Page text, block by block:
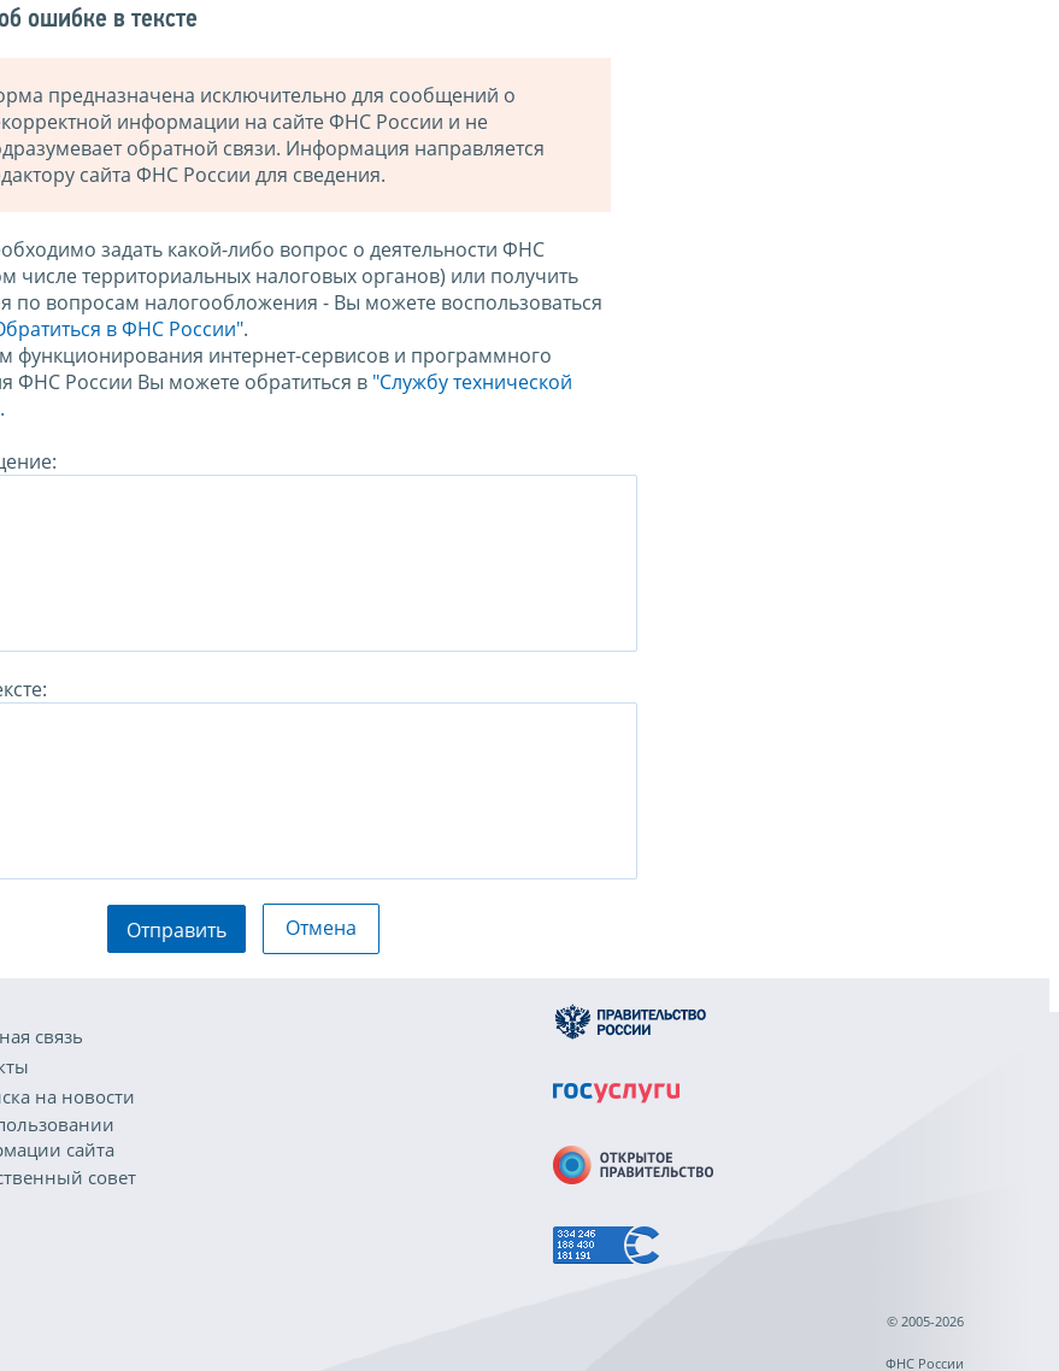
ошибке в тексте
предназначена исключительно для сообщений о
информации на сайте ФНС России и не
обратной связи. Информация направляется
сайта ФНС России для сведения.
задать какой-либо вопрос о деятельности ФНС
числе территориальных налоговых органов) или получить
по вопросам налогообложения - Вы можете воспользоваться
в ФНС России".
функционирования интернет-сервисов и программного
ФНС России Вы можете обратиться в "Службу технической
Отправить Отмена
связь
на новости
сайта
совет
© 2005-2026
ФНС России